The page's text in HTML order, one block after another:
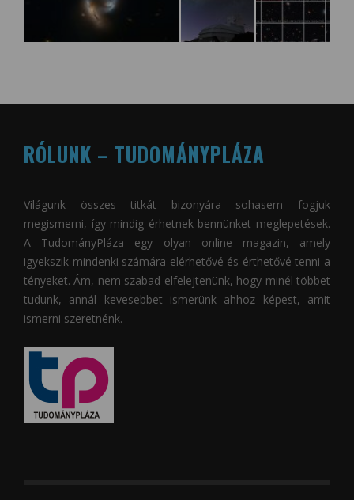
RÓLUNK – TUDOMÁNYPLÁZA
Világunk összes titkát bizonyára sohasem fogjuk
megismerni, így mindig érhetnek bennünket meglepetések.
A TudományPláza egy olyan online magazin, amely
igyekszik mindenki számára elérhetővé és érthetővé tenni a
tényeket. Ám, nem szabad elfelejtenünk, hogy minél többet
tudunk, annál kevesebbet ismerünk ahhoz képest, amit
ismerni szeretnénk.